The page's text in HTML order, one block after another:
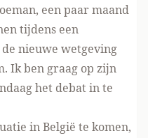
een paar maand
tijdens een
nieuwe wetgeving
Ik ben graag op zijn
het debat in te
in België te komen,